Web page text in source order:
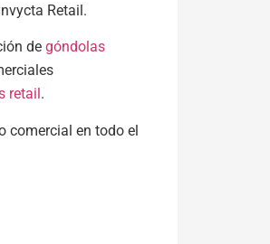
Retail.
de góndolas
retail .
comercial en todo el